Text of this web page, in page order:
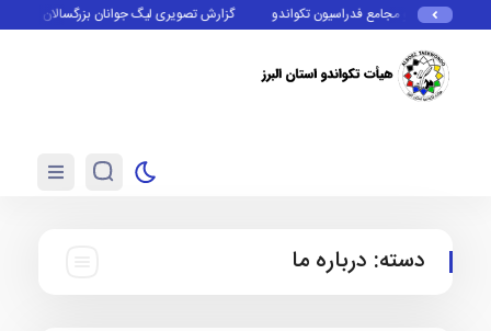
استان‌ها و مجامع فدراسیون تکواندو گزارش تصویری لیگ جوانان بزرگسالان (آقایان)
دسته: درباره ما